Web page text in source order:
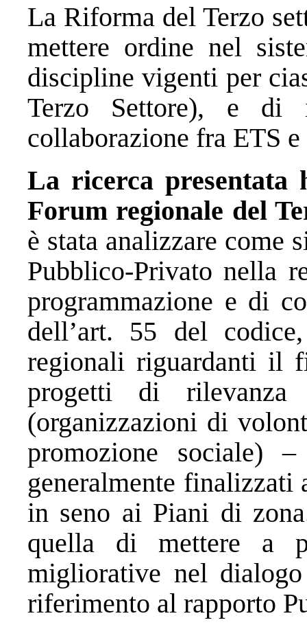
La Riforma del Terzo
mettere ordine nel
discipline vigenti per
Terzo Settore), e di
collaborazione fra ETS
La ricerca presentata
Forum regionale del
è stata analizzare come
Pubblico-Privato nella
programmazione e di
dell’art. 55 del
regionali riguardanti il
progetti di
(organizzazioni di
promozione
generalmente
in seno ai Piani di
quella di mettere a
migliorative nel
riferimento al rapporto